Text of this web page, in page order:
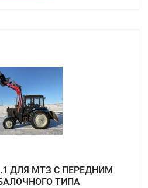
ДЛЯ МТЗ С ПЕРЕДНИМ
ТИПА